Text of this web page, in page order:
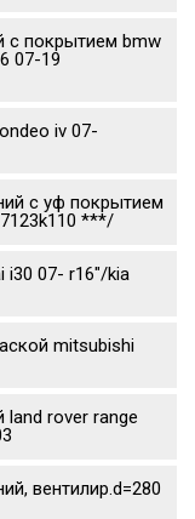
с покрытием bmw
07-19
iv 07-
с уф покрытием
***/
i30 07- r16"/kia
mitsubishi
land rover range
вентилир.d=280